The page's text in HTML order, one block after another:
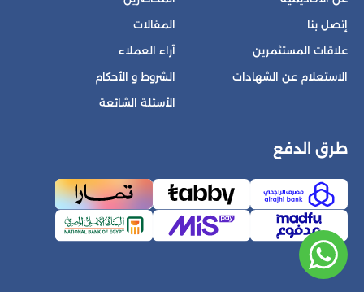
إتصل بنا
علاقات المستثمرين
الاستعلام عن الشهادات
المقالات
آراء العملاء
الشروط و الأحكام
الأسئلة الشائعة
طرق الدفع